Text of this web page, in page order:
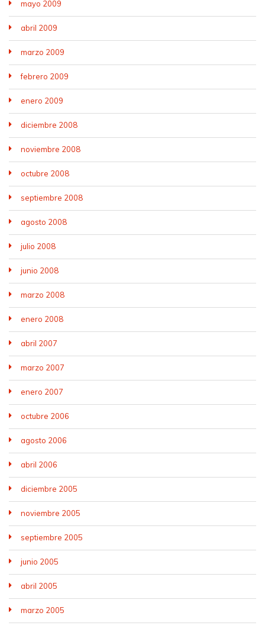
mayo 2009
abril 2009
marzo 2009
febrero 2009
enero 2009
diciembre 2008
noviembre 2008
octubre 2008
septiembre 2008
agosto 2008
julio 2008
junio 2008
marzo 2008
enero 2008
abril 2007
marzo 2007
enero 2007
octubre 2006
agosto 2006
abril 2006
diciembre 2005
noviembre 2005
septiembre 2005
junio 2005
abril 2005
marzo 2005